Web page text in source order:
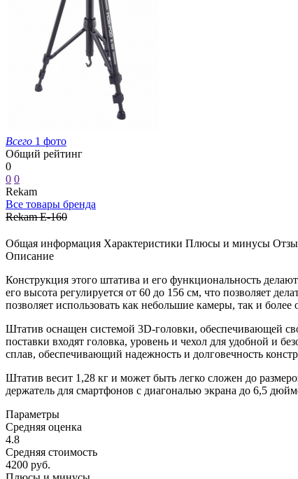
Всего 1 фото
Общий рейтинг
0
0 0
Rekam
Все товары бренда
Rekam E-160
Общая информация Характеристики Плюсы и минусы
Описание
Конструкция этого штатива и его функциональность
его высота регулируется от 60 до 156 см, что позволяет
позволяет использовать как небольшие камеры, так и более
Штатив оснащен системой 3D-головки, обеспечивающей
поставки входят головка, уровень и чехол для удобной и
сплав, обеспечивающий надежность и долговечность
Штатив весит 1,28 кг и может быть легко сложен до
держатель для смартфонов с диагональю экрана до 6,5
Параметры
Средняя оценка
4.8
Средняя стоимость
4200 руб.